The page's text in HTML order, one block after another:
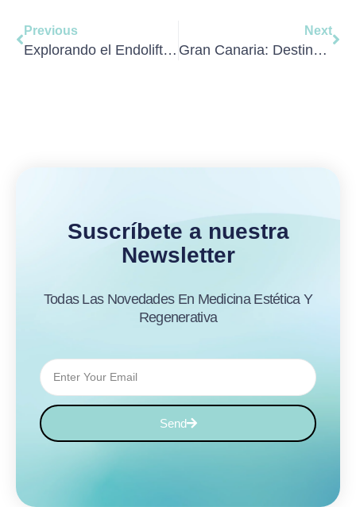
Previous
Explorando el Endolifting: La evolución del rejuvenecimiento facial no quirúrgico
Next
Gran Canaria: Destino turístico y centro de medicina regenerativa de vanguardia
Suscríbete a nuestra
Newsletter
Todas Las Novedades En Medicina Estética Y
Regenerativa
Email
Send